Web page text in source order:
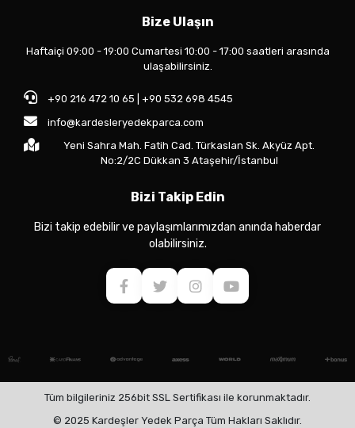
Bize Ulaşın
Haftaiçi 09:00 - 19:00 Cumartesi 10:00 - 17:00 saatleri arasında
ulaşabilirsiniz.
+90 216 472 10 65 | +90 532 698 4545
info@kardesleryedekparca.com
Yeni Sahra Mah. Fatih Cad. Türkaslan Sk. Akyüz Apt.
No:2/2C Dükkan 3 Ataşehir/İstanbul
Bizi Takip Edin
Bizi takip edebilir ve paylaşımlarımızdan anında haberdar
olabilirsiniz.
Tüm bilgileriniz 256bit SSL Sertifikası ile korunmaktadır.
© 2025 Kardeşler Yedek Parça Tüm Hakları Saklıdır.